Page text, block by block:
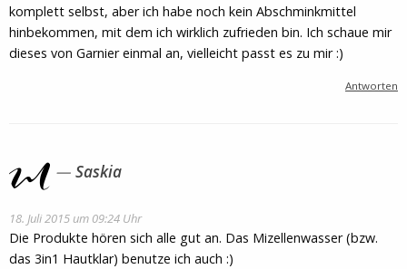
komplett selbst, aber ich habe noch kein Abschminkmittel
hinbekommen, mit dem ich wirklich zufrieden bin. Ich schaue mir
dieses von Garnier einmal an, vielleicht passt es zu mir :)
Antworten
Saskia
18. Juli 2015 um 09:24 Uhr
Die Produkte hören sich alle gut an. Das Mizellenwasser (bzw.
das 3in1 Hautklar) benutze ich auch :)